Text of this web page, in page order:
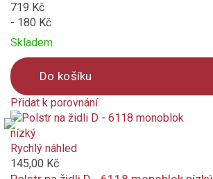
719 Kč
- 180 Kč
Skladem
Do košíku
Přidat k porovnání
Product
is
added
to
Rychlý náhled
145,00 Kč